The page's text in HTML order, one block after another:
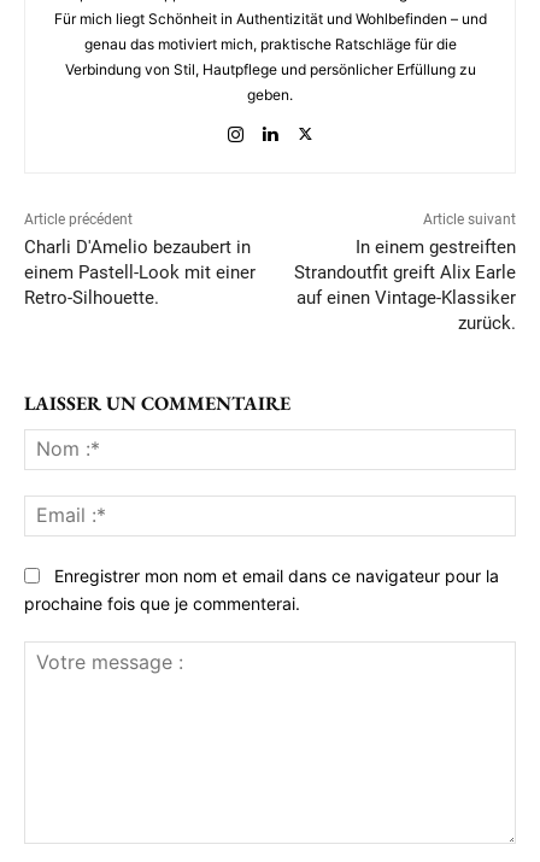
Für mich liegt Schönheit in Authentizität und Wohlbefinden – und
genau das motiviert mich, praktische Ratschläge für die
Verbindung von Stil, Hautpflege und persönlicher Erfüllung zu
geben.
Article précédent
Charli D'Amelio bezaubert in
einem Pastell-Look mit einer
Retro-Silhouette.
Article suivant
In einem gestreiften
Strandoutfit greift Alix Earle
auf einen Vintage-Klassiker
zurück.
LAISSER UN COMMENTAIRE
:*
:*
Enregistrer mon nom et email dans ce navigateur pour la
prochaine fois que je commenterai.